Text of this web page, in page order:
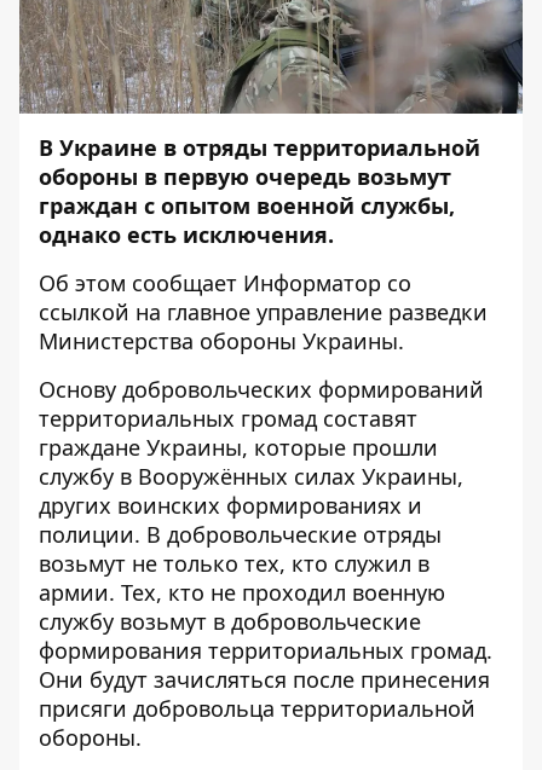
В Украине в отряды территориальной
обороны в первую очередь возьмут
граждан с опытом военной службы,
однако есть исключения.
Об этом сообщает Информатор со
ссылкой на главное управление разведки
Министерства обороны Украины.
Основу добровольческих формирований
территориальных громад составят
граждане Украины, которые прошли
службу в Вооружённых силах Украины,
других воинских формированиях и
полиции. В добровольческие отряды
возьмут не только тех, кто служил в
армии. Тех, кто не проходил военную
службу возьмут в добровольческие
формирования территориальных громад.
Они будут зачисляться после принесения
присяги добровольца территориальной
обороны.